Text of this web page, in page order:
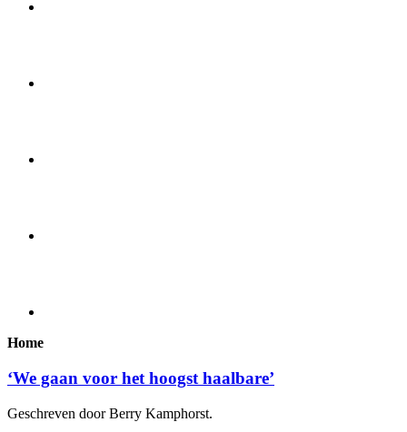
Home
‘We gaan voor het hoogst haalbare’
Geschreven door Berry Kamphorst.